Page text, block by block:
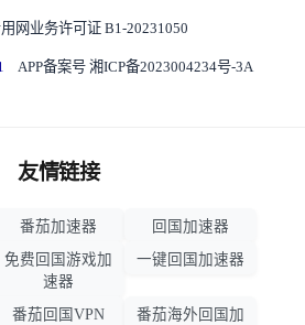
网业务许可证 B1-20231050
APP备案号 湘ICP备2023004234号-3A
友情链接
番茄加速器
回国加速器
免费回国游戏加
速器
一键回国加速器
番茄回国VPN
番茄海外回国加